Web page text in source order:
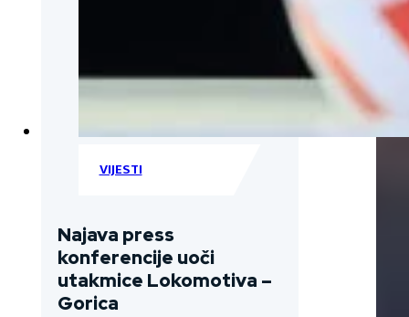
VIJESTI
Najava press
konferencije uoči
utakmice Lokomotiva –
Gorica